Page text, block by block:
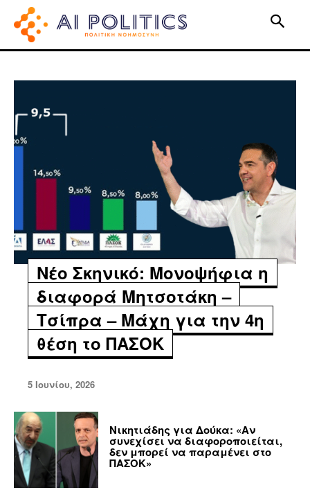
Νέο Σκηνικό: Μονοψήφια η
διαφορά Μητσοτάκη –
Τσίπρα – Μάχη για την 4η
θέση το ΠΑΣΟΚ
5 Ιουνίου, 2026
Νικητιάδης για Δούκα: «Αν
συνεχίσει να διαφοροποιείται,
δεν μπορεί να παραμένει στο
ΠΑΣΟΚ»